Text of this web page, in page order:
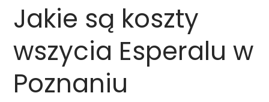
Jakie są koszty
wszycia Esperalu w
Poznaniu